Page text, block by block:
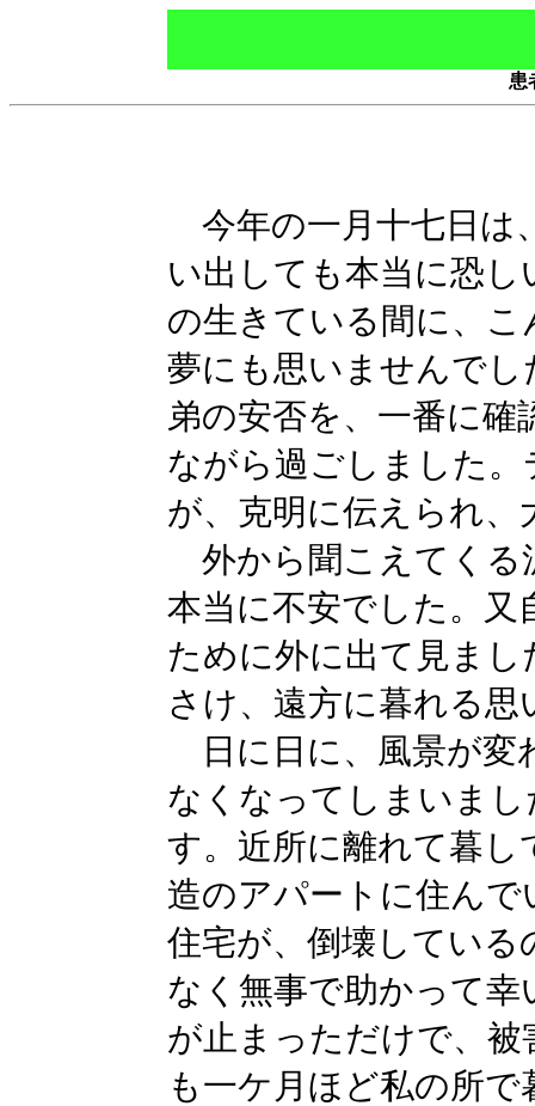
患
今年の一月十七日は
い出しても本当に恐
の生きている間に、
夢にも思いませんでし
弟の安否を、一番に
ながら過ごしました
が、克明に伝えられ
外から聞こえてくる
本当に不安でした。又
ために外に出て見ま
さけ、遠方に暮れる思
日に日に、風景が変
なくなってしまいま
す。近所に離れて暮し
造のアパートに住ん
住宅が、倒壊している
なく無事で助かって
が止まっただけで、
も一ケ月ほど私の所